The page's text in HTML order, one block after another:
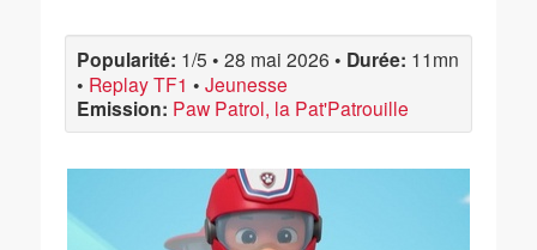
Popularité: 1/5 • 28 mai 2026 • Durée: 11mn
• Replay TF1 • Jeunesse
Emission: Paw Patrol, la Pat'Patrouille